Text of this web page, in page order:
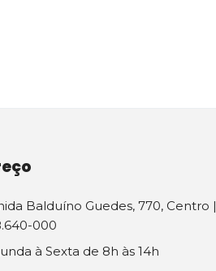
Balduíno Guedes, 770, Centro |
000
à Sexta de 8h às 14h